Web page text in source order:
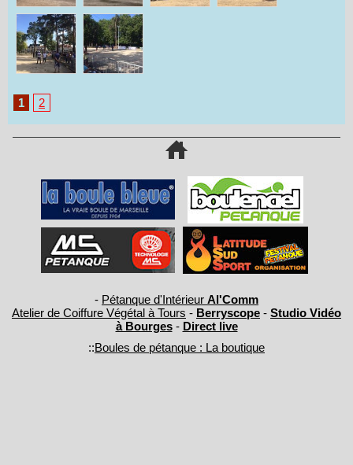
1 2
- Pétanque d'Intérieur Al'Comm
Atelier de Coiffure Végétal à Tours - Berryscope - Studio Vidéo
à Bourges- Direct live
::Boules de pétanque : La boutique